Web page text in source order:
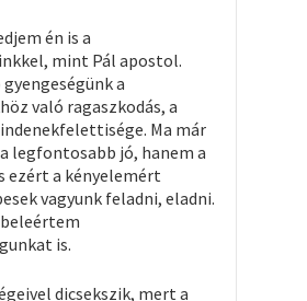
én is a
mint Pál apostol.
a
való ragaszkodás, a
Ma már
legfontosabb jó, hanem a
ezért a kényelemért
vagyunk feladni, eladni.
is.
dicsekszik, mert a